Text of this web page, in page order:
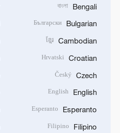
Bengali
বাংলা
Bulgarian
Български
Cambodian
ខ្មែរ
Croatian
Hrvatski
Czech
Český
English
English
Esperanto
Esperanto
Filipino
Filipino